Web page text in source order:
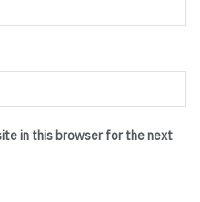
in this browser for the next